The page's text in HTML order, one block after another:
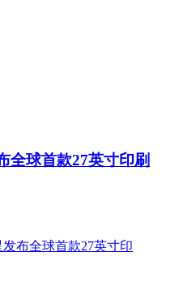
全球首款27英寸印刷